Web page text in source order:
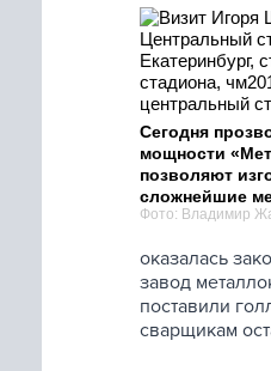
Сегодня
мощности
позволяют
сложнейшие
Фото: Владимир
оказалась
завод
поставили
сварщикам